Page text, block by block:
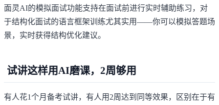
面灵AI的模拟面试功能支持在面试前进行实时辅助练习，对
于结构化面试的语言框架训练尤其实用——你可以模拟答题场
景，实时获得结构优化建议。
试讲这样用AI磨课，2周够用
有人花1个月备考试讲，有人用2周达到同等效果，区别在于有